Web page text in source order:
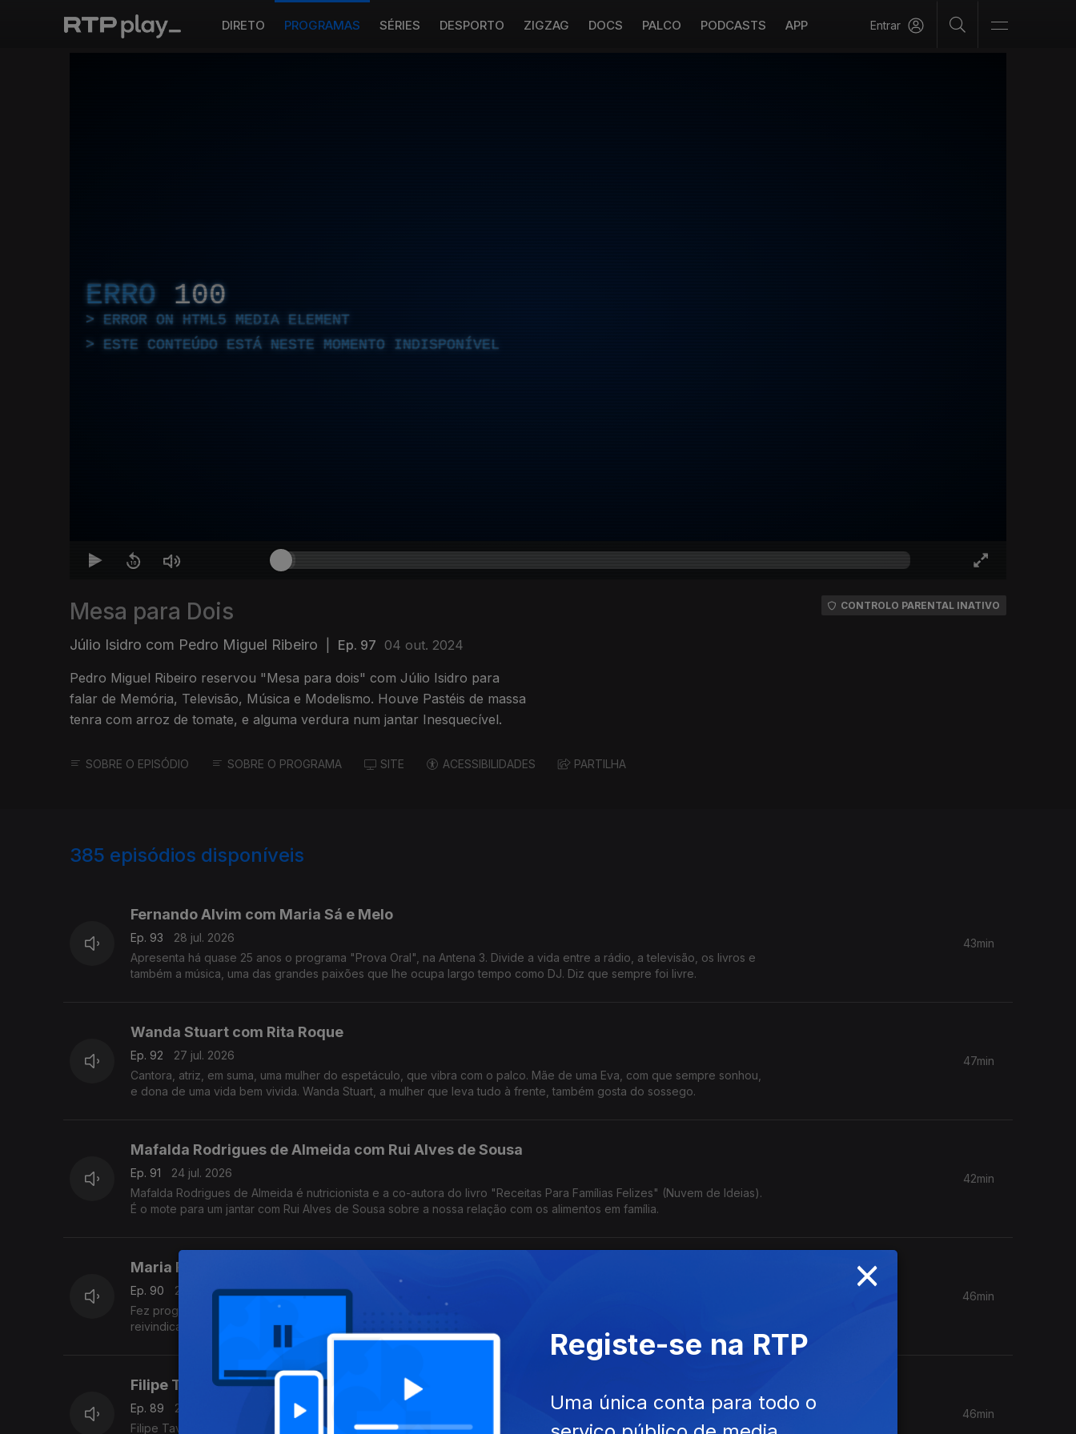
DIRETO PROGRAMAS SÉRIES DESPORTO ZIGZAG DOCS PALCO PODCASTS APP Entrar
ERRO 100
ERROR ON HTML5 MEDIA ELEMENT
ESTE CONTEÚDO ESTÁ NESTE MOMENTO INDISPONÍVEL
Mesa para Dois
Júlio Isidro com Pedro Miguel Ribeiro Ep. 97 04 out. 2024
Pedro Miguel Ribeiro reservou "Mesa para dois" com Júlio Isidro para
falar de Memória, Televisão, Música e Modelismo. Houve Pastéis de massa
tenra com arroz de tomate, e alguma verdura num jantar Inesquecível.
CONTROLO PARENTAL INATIVO
SOBRE O EPISÓDIO SOBRE O PROGRAMA SITE ACESSIBILIDADES PARTILHA
385 episódios disponíveis
Fernando Alvim com Maria Sá e Melo
Ep. 93
28 jul. 2026
Apresenta há quase 25 anos o programa "Prova Oral", na Antena 3. Divide a vida entre a rádio, a televisão, os livros e
também a música, uma das grandes paixões que lhe ocupa largo tempo como DJ. Diz que sempre foi livre.
43min
Wanda Stuart com Rita Roque
Ep. 92
27 jul. 2026
Cantora, atriz, em suma, uma mulher do espetáculo, que vibra com o palco. Mãe de uma Eva, com que sempre sonhou,
e dona de uma vida bem vivida. Wanda Stuart, a mulher que leva tudo à frente, também gosta do sossego.
47min
Mafalda Rodrigues de Almeida com Rui Alves de Sousa
Ep. 91
24 jul. 2026
Mafalda Rodrigues de Almeida é nutricionista e a co-autora do livro "Receitas Para Famílias Felizes" (Nuvem de Ideias).
É o mote para um jantar com Rui Alves de Sousa sobre a nossa relação com os alimentos em família.
42min
Maria Flor Pedroso com Noémia Gonçalves
Ep. 90
22 jul. 2026
Fez programas musicais, ballet, e sociologia, mas o fascínio pelo jornalismo falou mais alto. Maria Flor Pedroso
46min
Filipe Tavares com Pedro Miguel Ribeiro
Ep. 89
21 jul. 2026
Filipe Tavares, a "alma" do Festival Azores Burning Summer fala sobre saudades dos Açores, os encantos da Praia dos
46min
×
Registe-se na RTP
Uma única conta para todo o